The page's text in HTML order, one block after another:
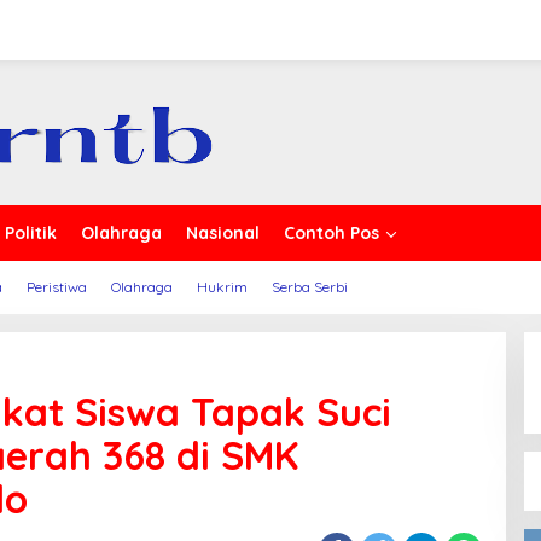
Politik Olahraga Nasional Contoh Pos
Peristiwa Olahraga Hukrim Serba Serbi
Siswa Tapak Suci
368 di SMK